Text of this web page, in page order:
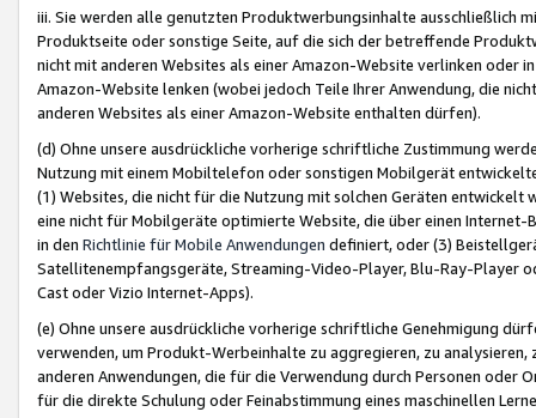
iii. Sie werden alle genutzten Produktwerbungsinhalte ausschließlich
Produktseite oder sonstige Seite, auf die sich der betreffende
nicht mit anderen Websites als einer Amazon-Website verlinken oder
Amazon-Website lenken (wobei jedoch Teile Ihrer Anwendung, die
anderen Websites als einer Amazon-Website enthalten dürfen).
(d) Ohne unsere ausdrückliche vorherige schriftliche Zustimmung
Nutzung mit einem Mobiltelefon oder sonstigen Mobilgerät
(1) Websites, die nicht für die Nutzung mit solchen Geräten
eine nicht für Mobilgeräte optimierte Website, die über einen
in den Richtlinie für Mobile Anwendungen definiert, oder (3)
Satellitenempfangsgeräte, Streaming-Video-Player, Blu-Ray-Player
Cast oder Vizio Internet-Apps).
(e) Ohne unsere ausdrückliche vorherige schriftliche Genehmigung
verwenden, um Produkt-Werbeinhalte zu aggregieren, zu
anderen Anwendungen, die für die Verwendung durch Personen
für die direkte Schulung oder Feinabstimmung eines maschinellen